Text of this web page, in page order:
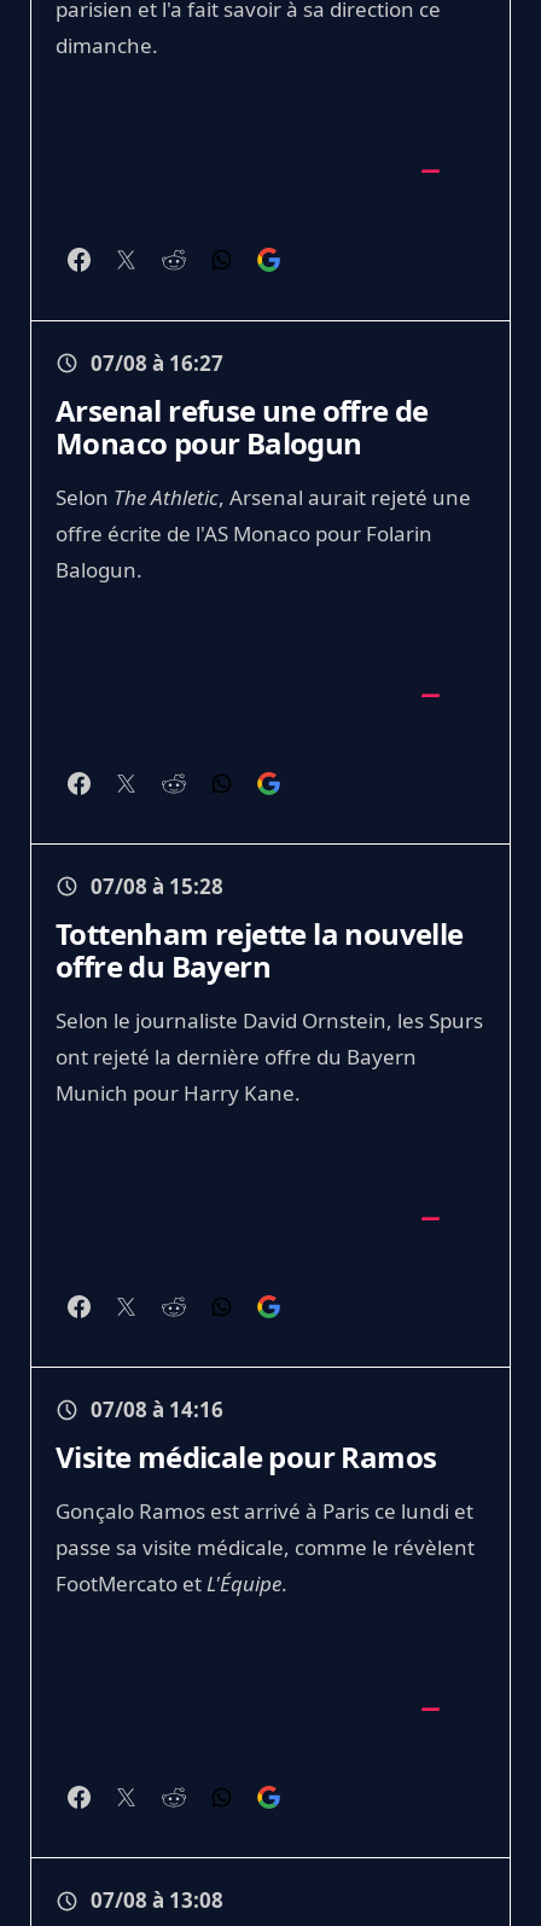
parisien et l'a fait savoir à sa direction ce
dimanche.
07/08 à 16:27
Arsenal refuse une offre de
Monaco pour Balogun
Selon The Athletic, Arsenal aurait rejeté une
offre écrite de l'AS Monaco pour Folarin
Balogun.
07/08 à 15:28
Tottenham rejette la nouvelle
offre du Bayern
Selon le journaliste David Ornstein, les Spurs
ont rejeté la dernière offre du Bayern
Munich pour Harry Kane.
07/08 à 14:16
Visite médicale pour Ramos
Gonçalo Ramos est arrivé à Paris ce lundi et
passe sa visite médicale, comme le révèlent
FootMercato etL'Équipe.
07/08 à 13:08